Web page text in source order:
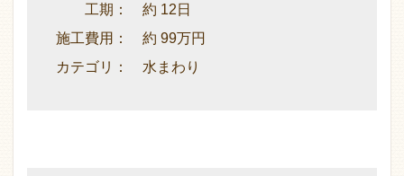
工期： 約 12日
施工費用： 約 99万円
カテゴリ： 水まわり